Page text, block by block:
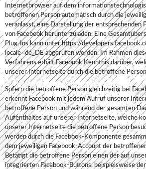
Internetbrowser auf dem
betroffenen Person automatisch durch die
veranlasst, eine Darstellung der entsprechenden
von Facebook herunterzuladen. Eine
Plug-Ins kann unter https://
locale=de_DE abgerufen werden. Im Rahmen
Verfahrens erhält Facebook Kenntnis darüber,
unserer Internetseite durch die betroffene
Sofern die betroffene Person gleichzeitig bei
erkennt Facebook mit jedem Aufruf unserer
betroffene Person und während der gesamten
Aufenthaltes auf unserer Internetseite, welche
unserer Internetseite die betroffene Person
werden durch die Facebook-Komponente
dem jeweiligen Facebook-Account der
Betätigt die betroffene Person einen der auf
integrierten Facebook-Buttons, beispielsweise